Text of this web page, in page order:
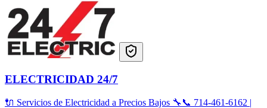
ELECTRICIDAD 24/7
🔌 Servicios de Electricidad a Precios Bajos 🔧📞 714-461-6162 |